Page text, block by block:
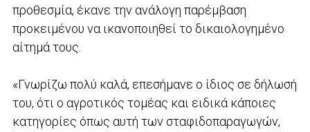
προθεσμία, έκανε την ανάλογη παρέμβαση
προκειμένου να ικανοποιηθεί το δικαιολογημένο
αίτημά τους.
«Γνωρίζω πολύ καλά, επεσήμανε ο ίδιος σε δήλωσή
του, ότι ο αγροτικός τομέας και ειδικά κάποιες
κατηγορίες όπως αυτή των σταφιδοπαραγωγών,